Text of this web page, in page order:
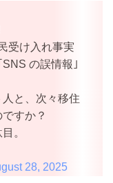
受け入れ事実
の誤情報｣
と、次々移住
すか？
。
28, 2025